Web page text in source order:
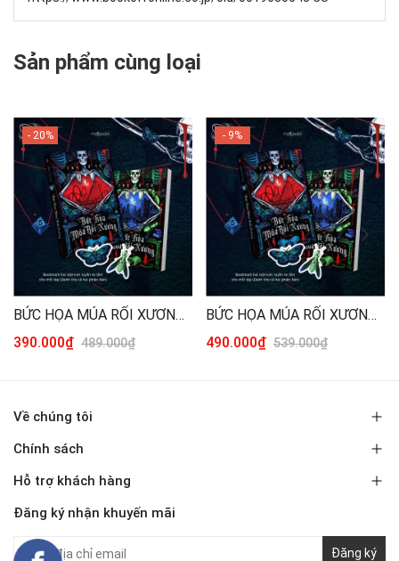
Sản phẩm cùng loại
- 20%
BỨC HỌA MÚA RỐI XƯƠNG - TÁI BẢN 2026 (TRỌN BỘ 2 TẬP) [THƯỜNG]
390.000₫ 489.000₫
- 9%
BỨC HỌA MÚA RỐI XƯƠNG - TÁI BẢN 2026 (TRỌN BỘ 2 TẬP) [ĐẶC BIỆT]
490.000₫ 539.000₫
Về chúng tôi
Chính sách
Hỗ trợ khách hàng
Đăng ký nhận khuyến mãi
Đăng ký